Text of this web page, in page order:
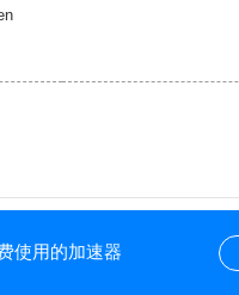
使用的加速器